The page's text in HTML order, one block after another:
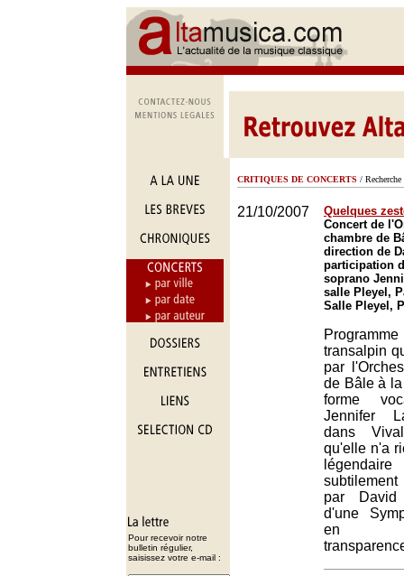
Pour recevoir notre
bulletin régulier,
saisissez votre e-mail :
CRITIQUES DE CONCERTS / Recherche
21/10/2007
Quelques
Concert de
chambre de
direction de
participation
soprano
salle Pleyel,
Salle Pleyel,
transalpin
par
de Bâle à
forme
Jennifer
dans
qu'elle n'a
par David
d'une
en